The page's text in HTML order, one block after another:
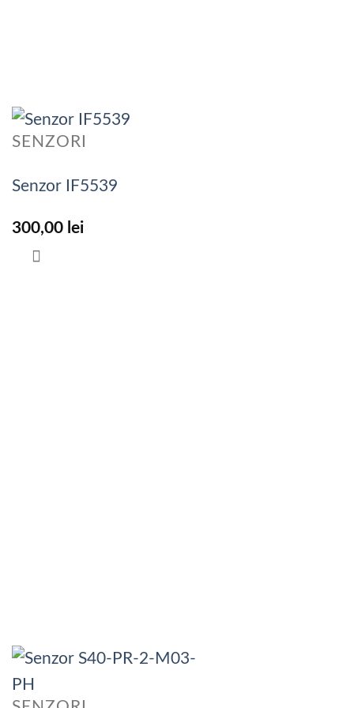
SENZORI
Senzor IF5539
300,00 lei